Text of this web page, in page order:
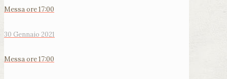
Messa ore 17:00
30 Gennaio 2021
Messa ore 17:00